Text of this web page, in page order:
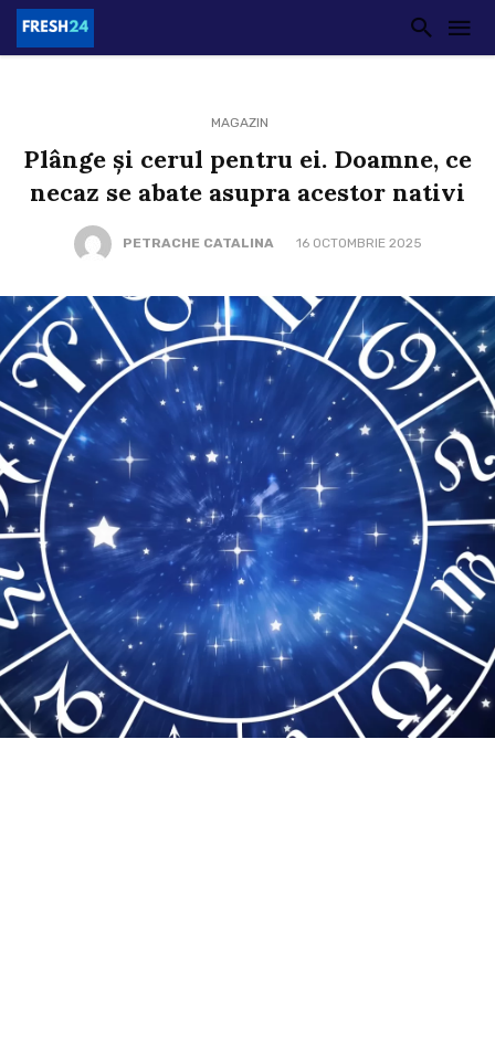
MAGAZIN
Plânge și cerul pentru ei. Doamne, ce
necaz se abate asupra acestor nativi
PETRACHE CATALINA 16 OCTOMBRIE 2025